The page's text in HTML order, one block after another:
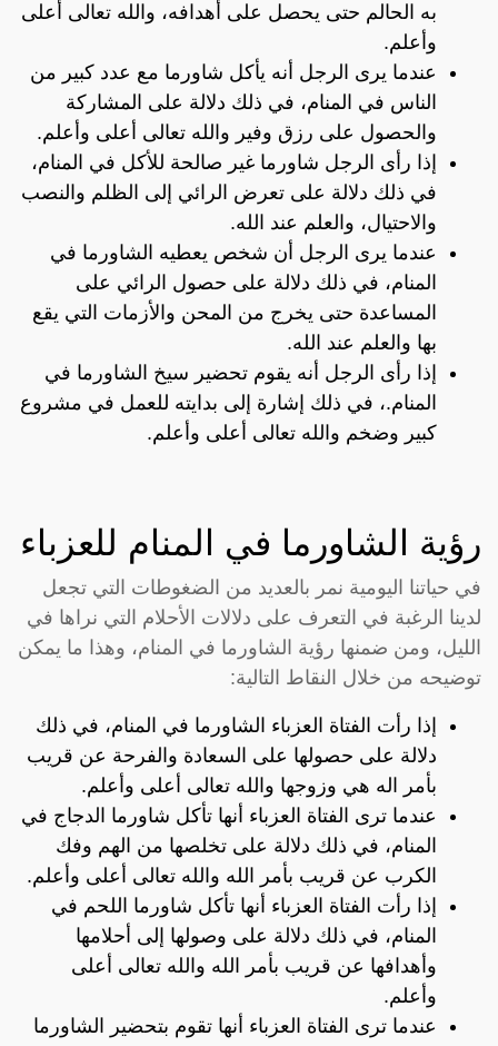
به الحالم حتى يحصل على أهدافه، والله تعالى أعلى
وأعلم.
عندما يرى الرجل أنه يأكل شاورما مع عدد كبير من
الناس في المنام، في ذلك دلالة على المشاركة
والحصول على رزق وفير والله تعالى أعلى وأعلم.
إذا رأى الرجل شاورما غير صالحة للأكل في المنام،
في ذلك دلالة على تعرض الرائي إلى الظلم والنصب
والاحتيال، والعلم عند الله.
عندما يرى الرجل أن شخص يعطيه الشاورما في
المنام، في ذلك دلالة على حصول الرائي على
المساعدة حتى يخرج من المحن والأزمات التي يقع
بها والعلم عند الله.
إذا رأى الرجل أنه يقوم تحضير سيخ الشاورما في
المنام.، في ذلك إشارة إلى بدايته للعمل في مشروع
كبير وضخم والله تعالى أعلى وأعلم.
رؤية الشاورما في المنام للعزباء
في حياتنا اليومية نمر بالعديد من الضغوطات التي تجعل
لدينا الرغبة في التعرف على دلالات الأحلام التي نراها في
الليل، ومن ضمنها رؤية الشاورما في المنام، وهذا ما يمكن
توضيحه من خلال النقاط التالية:
إذا رأت الفتاة العزباء الشاورما في المنام، في ذلك
دلالة على حصولها على السعادة والفرحة عن قريب
بأمر اله هي وزوجها والله تعالى أعلى وأعلم.
عندما ترى الفتاة العزباء أنها تأكل شاورما الدجاج في
المنام، في ذلك دلالة على تخلصها من الهم وفك
الكرب عن قريب بأمر الله والله تعالى أعلى وأعلم.
إذا رأت الفتاة العزباء أنها تأكل شاورما اللحم في
المنام، في ذلك دلالة على وصولها إلى أحلامها
وأهدافها عن قريب بأمر الله والله تعالى أعلى
وأعلم.
عندما ترى الفتاة العزباء أنها تقوم بتحضير الشاورما